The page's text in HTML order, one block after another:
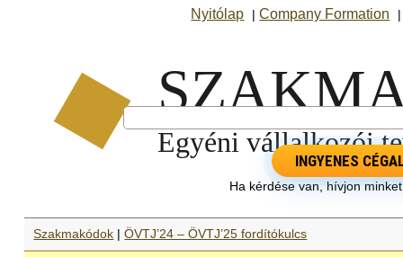
Nyitólap |Company Formation
INGYENES
Ha kérdése van, hívjon
Szakmakódok |ÖVTJ’24 – ÖVTJ’25 fordítókulcs